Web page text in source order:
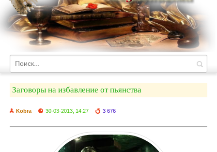
Заговоры на избавление от пьянства
Kobra 30-03-2013, 14:27 3 676